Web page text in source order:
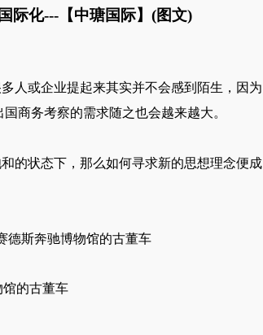
际化---【中瑭国际】(图文)
人或企业提起来其实并不会感到陌生，因为
商务考察的需求随之也会越来越大。
的状态下，那么如何寻求新的思想理念便成
馆的古董车